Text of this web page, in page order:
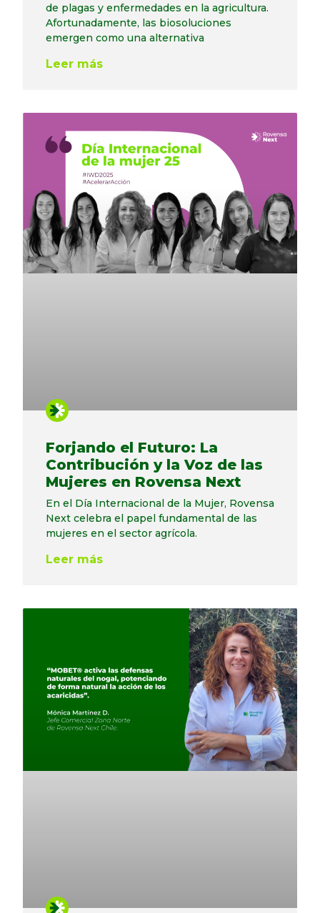
de plagas y enfermedades en la agricultura.
Afortunadamente, las biosoluciones
emergen como una alternativa
Leer más
Forjando el Futuro: La
Contribución y la Voz de las
Mujeres en Rovensa Next
En el Día Internacional de la Mujer, Rovensa
Next celebra el papel fundamental de las
mujeres en el sector agrícola.
Leer más